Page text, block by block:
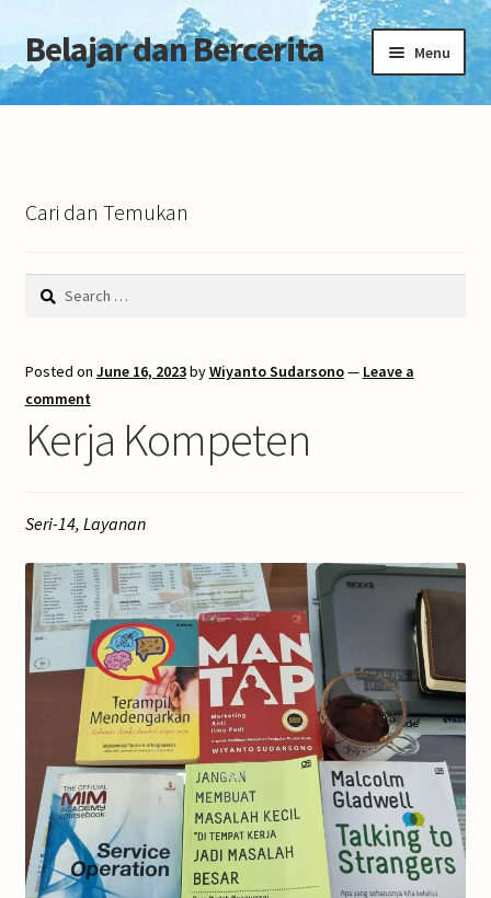
Skip
to
navigation
Skip
to
Belajar dan Bercerita Menu
Home
Cari dan Temukan
Search
Posted on June 16, 2023byWiyanto Sudarsono— Leave a
comment
Kerja Kompeten
Seri-14, Layanan